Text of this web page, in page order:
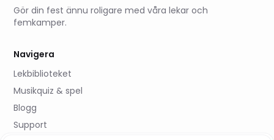
Gör din fest ännu roligare med våra lekar och
femkamper.
Navigera
Lekbiblioteket
Musikquiz & spel
Blogg
Support